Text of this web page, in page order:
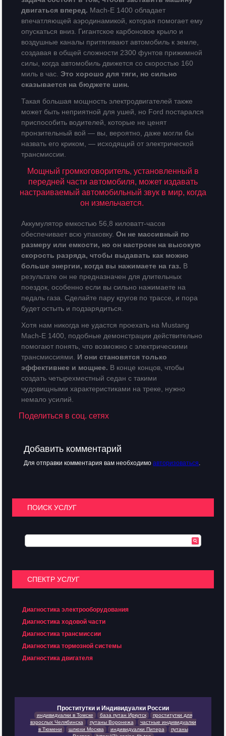
двигаться вперед. Mach-E 1400 обладает
впечатляющей аэродинамикой, которая помогает ему
опускаться вниз. Гигантское карбоновое крыло и
воздушные каналы притягивают автомобиль к земле,
создавая в общей сложности 2300 фунтов прижимной
силы, когда автомобиль движется со скоростью 160
миль в час.Это хорошо для тяги, но сильно
сказывается на бюджете шин.
Такая большая мощность электродвигателей также
может быть неприятной для ушей, но Ford постарался
приспособить водителей, которые не ценят
пронзительный вой — вы, вероятно, даже могли бы
назвать его криком, — исходящий от электрической
трансмиссии.
Мощный громкоговоритель, установленный в
передней части автомобиля, может издавать
настраиваемый автомобильный звук в мир, когда
он измельчается.
Аккумулятор емкостью 56,8 киловатт-часов
обеспечивает всю упаковку.Он не массивный по
размеру или емкости, но он настроен на высокую
скорость разряда, чтобы выдавать как можно
больше энергии, когда вы нажимаете на газ. В
результате он не предназначен для длительных
поездок, особенно если вы сильно нажимаете на
педаль газа. Сделайте пару кругов по трассе, и пора
будет остыть и подзарядиться.
Хотя нам никогда не удастся проехать на Mustang
Mach-E 1400, подобные демонстрации действительно
помогают понять, что возможно с электрическими
трансмиссиями. И они становятся только
эффективнее и мощнее. В конце концов, чтобы
создать четырехместный седан с такими
чудовищными характеристиками на треке, нужно
немало усилий.
Поделиться в соц. сетях
Добавить комментарий
Для отправки комментария вам необходимоавторизоваться
ПОИСК УСЛУГ
СПЕКТР УСЛУГ
Диагностика электрооборудования
Диагностика ходовой части
Диагностика трансмиссии
Диагностика тормозной системы
Диагностика двигателя
Проститутки и Индивидуалки России
индивидуалки в Томске база путан Иркутск
проститутки для
взрослых Челябинска
путаны Воронежа
частные индивидуалки
в Тюмени
шлюхи Москва индивидуалки Питера
путаны